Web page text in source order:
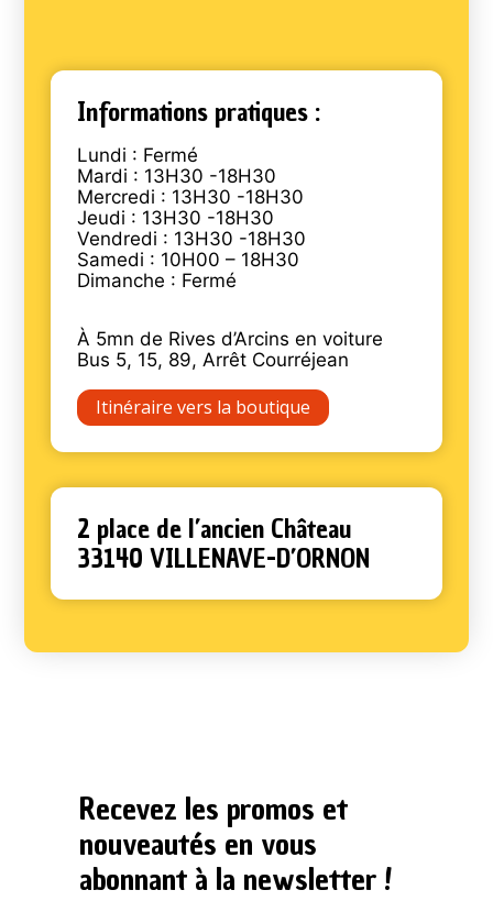
Informations pratiques :
Lundi : Fermé
Mardi : 13H30 -18H30
Mercredi : 13H30 -18H30
Jeudi : 13H30 -18H30
Vendredi : 13H30 -18H30
Samedi : 10H00 – 18H30
Dimanche : Fermé
À 5mn de Rives d’Arcins en voiture
Bus 5, 15, 89, Arrêt Courréjean
Itinéraire vers la boutique
2 place de l’ancien Château
33140 VILLENAVE-D’ORNON
Recevez les promos et
nouveautés en vous
abonnant à la newsletter !